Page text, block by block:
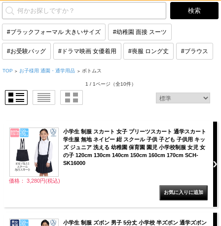
#ブラックフォーマル 大きいサイズ #幼稚園 面接 スーツ
#お受験バッグ #ドラマ映画 女優着用 #喪服 ロング丈 #ブラウス
TOP > お子様用 通園・通学用品 > ボトムス
1 / 1ページ （全10件）
小学生 制服 スカート 女子 プリーツスカート 通学スカート
学生服 無地 ネイビー 紺 スクール 子供 子ども 子供用 キッ
ズ ジュニア 洗える 幼稚園 保育園 園児 小学校制服 女児 女
の子 120cm 130cm 140cm 150cm 160cm 170cm SCH-
SK16000
価格： 3,280円(税込)
小学生 制服 ズボン 男子 5分丈 小学校 半ズボン 通学ズボン